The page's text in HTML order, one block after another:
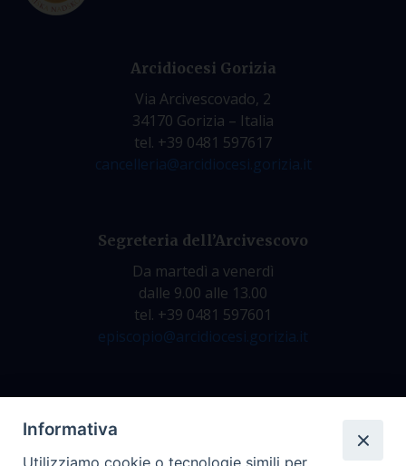
Arcidiocesi Gorizia
Via Arcivescovado, 2
34170 Gorizia – Italia
tel. +39 0481 597617
cancelleria@arcidiocesi.gorizia.it
Segreteria dell’Arcivescovo
Da martedì a venerdì
dalle 9.00 alle 13.00
tel. +39 0481 597601
episcopio@arcidiocesi.gorizia.it
Informativa